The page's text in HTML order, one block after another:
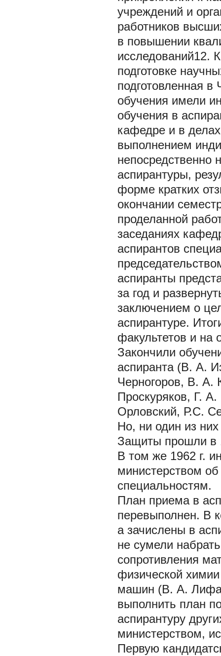
учреждений и
работников
в повышении
исследований12.
подготовке
подготовленная в
обучения имели
обучения в
кафедре и в
выполнением
непосредственно
аспирантуры,
форме кратких
окончании
проделанной
заседаниях
аспирантов
аспиранты
за год и
заключением о
аспирантуре.
факультетов и на
Закончили
аспиранта (В. А.
Черногоров, В. А.
Проскуряков, Г.
Орловский, Р.С.
Но, ни один из
Защиты прошли в
В том же 1962 г.
министерством
специальностям.
План приема в
перевыполнен. В
а зачислены в
не сумели
сопротивления
физической
машин (В. А.
выполнить план
аспирантуру
министерством,
Первую